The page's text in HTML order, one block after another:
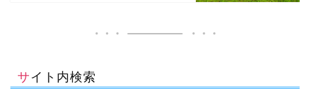
サイト内検索